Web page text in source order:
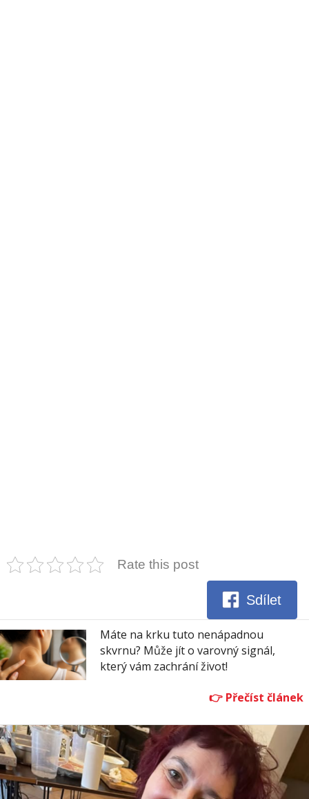
Rate this post
Sdílet
Máte na krku tuto nenápadnou
skvrnu? Může jít o varovný signál,
který vám zachrání život!